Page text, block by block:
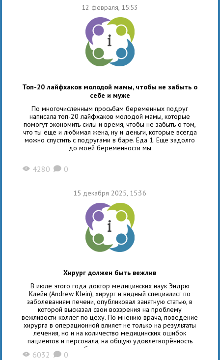
12 февраля, 15:53
Топ-20 лайфхаков молодой мамы, чтобы не забыть о
себе и муже
По многочисленным просьбам беременных подруг
написала топ-20 лайфхаков молодой мамы, которые
помогут экономить силы и время, чтобы не забыть о том,
что ты еще и любимая жена, ну и деньги, которые всегда
можно спустить с подругами в баре. Еда 1. Еще задолго
до моей беременности мы
X 4280 K 0
15 декабря 2025, 15:36
Хирург должен быть вежлив
В июле этого года доктор медицинских наук Эндрю
Клейн (Andrew Klein), хирург и видный специалист по
заболеваниям печени, опубликовал занятную статью, в
которой высказал свои воззрения на проблему
вежливости коллег по цеху. По мнению врача, поведение
хирурга в операционной влияет не только на результаты
лечения, но и на количество медицинских ошибок
пациентов и персонала, на общую удовлетворённость
больного и даже
X 6032 K 0